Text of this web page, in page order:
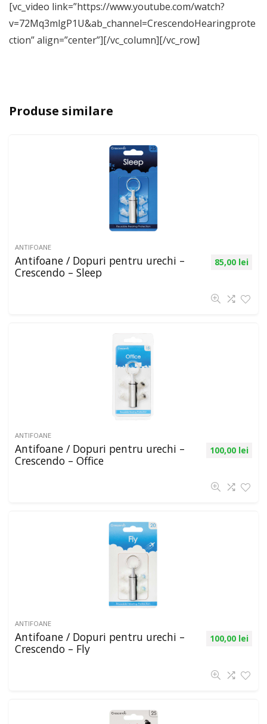
[vc_video link=”https://www.youtube.com/watch?
v=72Mq3mlgP1U&ab_channel=CrescendoHearingprote
ction” align=”center”][/vc_column][/vc_row]
Produse similare
ANTIFOANE
Antifoane / Dopuri pentru urechi –
Crescendo – Sleep
85,00 lei
ANTIFOANE
Antifoane / Dopuri pentru urechi –
Crescendo – Office
100,00 lei
ANTIFOANE
Antifoane / Dopuri pentru urechi –
Crescendo – Fly
100,00 lei